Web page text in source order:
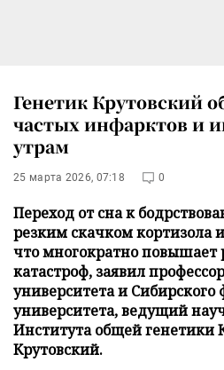
Генетик Крутовский
частых инфарктов и
утрам
25 марта 2026, 07:18 0
Переход от сна к
резким скачком кортизола
что многократно повышает
катастроф, заявил
университета и Сибирского
университета, ведущий
Института общей генетики
Крутовский.